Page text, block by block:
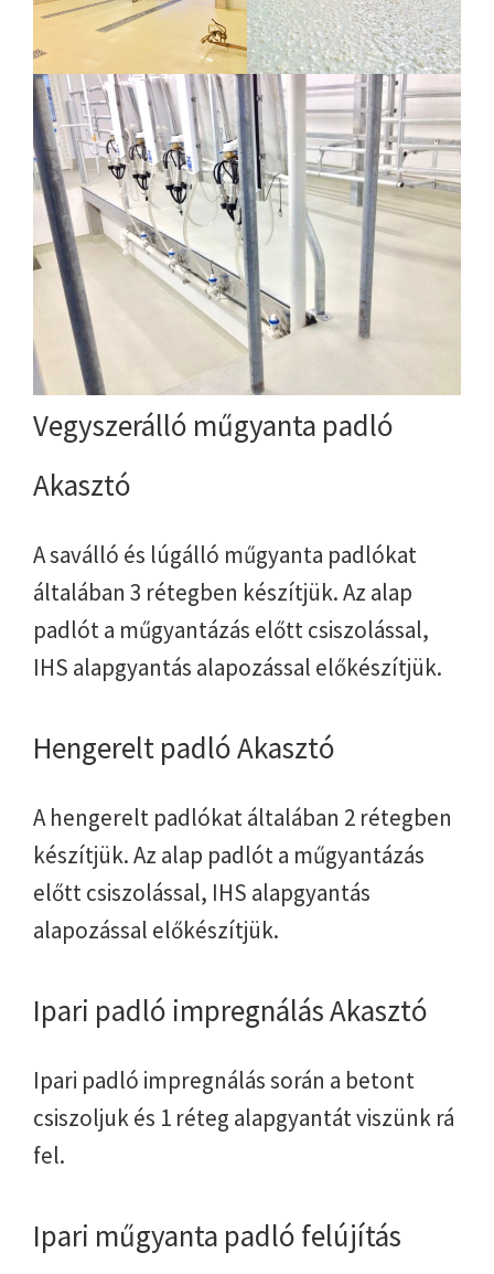
Vegyszerálló műgyanta padló
Akasztó
A saválló és lúgálló műgyanta padlókat
általában 3 rétegben készítjük. Az alap
padlót a műgyantázás előtt csiszolással,
IHS alapgyantás alapozással előkészítjük.
Hengerelt padló Akasztó
A hengerelt padlókat általában 2 rétegben
készítjük. Az alap padlót a műgyantázás
előtt csiszolással, IHS alapgyantás
alapozással előkészítjük.
Ipari padló impregnálás Akasztó
Ipari padló impregnálás során a betont
csiszoljuk és 1 réteg alapgyantát viszünk rá
fel.
Ipari műgyanta padló felújítás